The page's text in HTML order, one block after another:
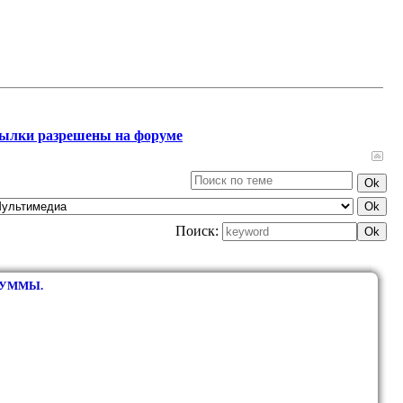
разрешены на форуме
Поиск: